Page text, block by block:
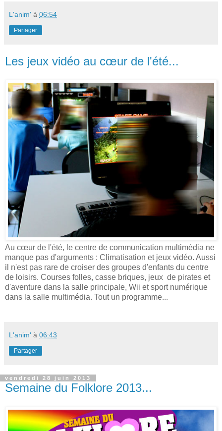
L'anim' à 06:54
Partager
Les jeux vidéo au cœur de l'été...
Au cœur de l'été, le centre de communication multimédia ne
manque pas d'arguments : Climatisation et jeux vidéo. Aussi
il n'est pas rare de croiser des groupes d'enfants du centre
de loisirs. Courses folles, casse briques, jeux de pirates et
d'aventure dans la salle principale, Wii et sport numérique
dans la salle multimédia. Tout un programme...
L'anim' à 06:43
Partager
vendredi 28 juin 2013
Semaine du Folklore 2013...